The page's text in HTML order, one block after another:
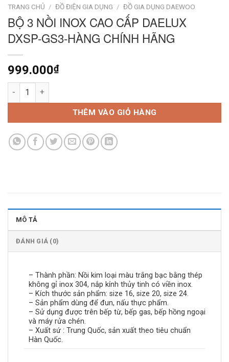
TRANG CHỦ / ĐỒ ĐIỆN GIA DỤNG / ĐỒ GIA DỤNG DAEWOO
BỘ 3 NỒI INOX CAO CẤP DAELUX
DXSP-GS3-HÀNG CHÍNH HÃNG
999.000₫
Bộ 3 Nồi Inox Cao Cấp Daelux DXSP-GS3-Hàng Chính Hãng số
THÊM VÀO GIỎ HÀNG
MÔ TẢ
ĐÁNH GIÁ (0)
– Thành phần: Nồi kim loại màu trắng bạc bằng thép
không gỉ inox 304, nắp kính thủy tinh có viền inox.
– Kích thước sản phẩm: size 16, size 20, size 24.
– Sản phẩm dùng để đun, nấu thực phẩm.
– Sử dụng được trên bếp từ, bếp gas, bếp hồng ngoại
và máy rửa chén.
– Xuất sứ : Trung Quốc, sản xuất theo tiêu chuẩn
Hàn Quốc.